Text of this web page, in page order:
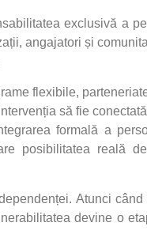
exclusivă a
angajatori și
flexibile,
să fie
formală a
posibilitatea reală
Atunci
devine o